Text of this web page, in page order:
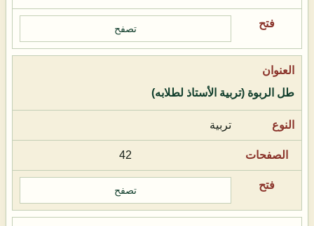
تصفح
طل الربوة (تربية الأستاذ لطلابه)
تربية
42
تصفح